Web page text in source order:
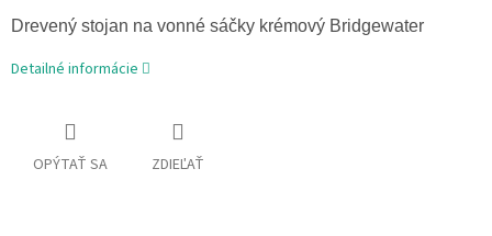
Drevený stojan na vonné sáčky krémový Bridgewater
Detailné informácie
OPÝTAŤ SA ZDIEĽAŤ